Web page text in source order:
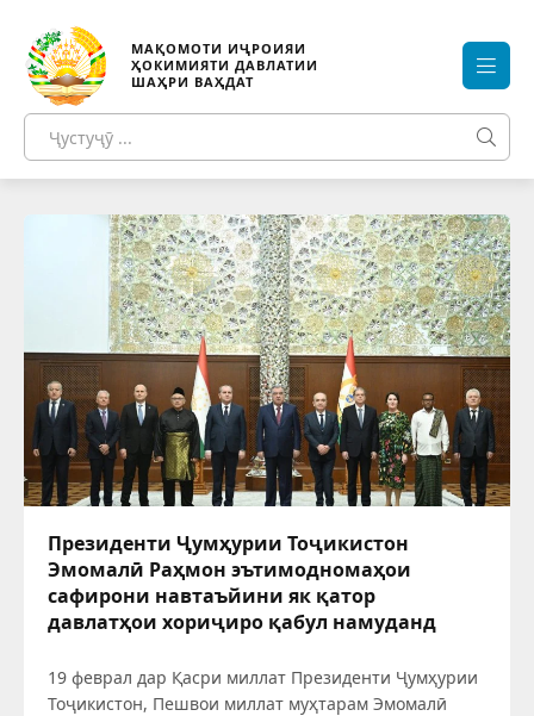
МАҚОМОТИ ИҶРОИЯИ
ҲОКИМИЯТИ ДАВЛАТИИ
ШАҲРИ ВАҲДАТ
Президенти Ҷумҳурии Тоҷикистон
Эмомалӣ Раҳмон эътимодномаҳои
сафирони навтаъйини як қатор
давлатҳои хориҷиро қабул намуданд
19 феврал дар Қасри миллат Президенти Ҷумҳурии
Тоҷикистон, Пешвои миллат муҳтарам Эмомалӣ